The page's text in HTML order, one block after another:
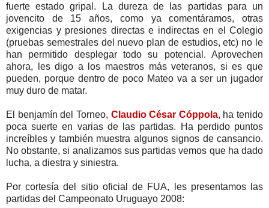
fuerte estado gripal. La dureza de las partidas para un
jovencito de 15 años, como ya comentáramos, otras
exigencias y presiones directas e indirectas en el Colegio
(pruebas semestrales del nuevo plan de estudios, etc) no le
han permitido desplegar todo su potencial. Aprovechen
ahora, les digo a los maestros más veteranos, si es que
pueden, porque dentro de poco Mateo va a ser un jugador
muy duro de matar.
El benjamín del Torneo, Claudio César Cóppola, ha tenido
poca suerte en varias de las partidas. Ha perdido puntos
increíbles y también muestra algunos signos de cansancio.
No obstante, si analizamos sus partidas vemos que ha dado
lucha, a diestra y siniestra.
Por cortesía del sitio oficial de FUA, les presentamos las
partidas del Campeonato Uruguayo 2008: